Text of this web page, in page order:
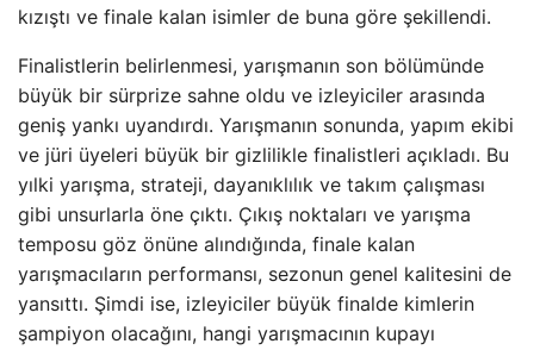
kızıştı ve finale kalan isimler de buna göre şekillendi.
Finalistlerin belirlenmesi, yarışmanın son bölümünde
büyük bir sürprize sahne oldu ve izleyiciler arasında
geniş yankı uyandırdı. Yarışmanın sonunda, yapım ekibi
ve jüri üyeleri büyük bir gizlilikle finalistleri açıkladı. Bu
yılki yarışma, strateji, dayanıklılık ve takım çalışması
gibi unsurlarla öne çıktı. Çıkış noktaları ve yarışma
temposu göz önüne alındığında, finale kalan
yarışmacıların performansı, sezonun genel kalitesini de
yansıttı. Şimdi ise, izleyiciler büyük finalde kimlerin
şampiyon olacağını, hangi yarışmacının kupayı